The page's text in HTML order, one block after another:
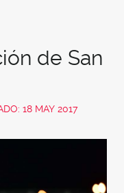
de San
18 MAY 2017